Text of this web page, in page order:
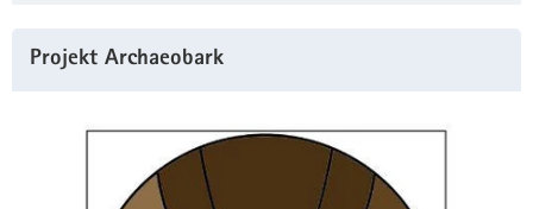
Projekt Archaeobark